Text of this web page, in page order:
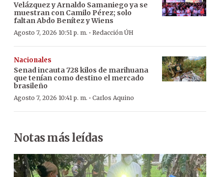
Velázquez y Arnaldo Samaniego ya se
muestran con Camilo Pérez; solo
faltan Abdo Benítez y Wiens
Agosto 7, 2026 10:51 p. m. · Redacción ÚH
Nacionales
Senad incauta 728 kilos de marihuana
que tenían como destino el mercado
brasileño
Agosto 7, 2026 10:41 p. m. · Carlos Aquino
Notas más leídas